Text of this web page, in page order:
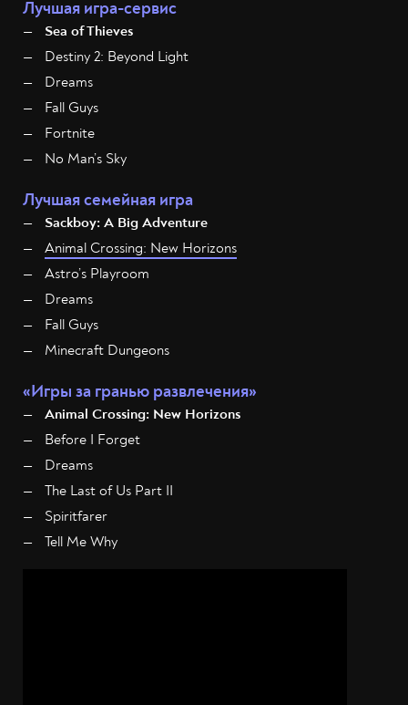
Лучшая игра-сервис
Sea of Thieves
Destiny 2: Beyond Light
Dreams
Fall Guys
Fortnite
No Man’s Sky
Лучшая семейная игра
Sackboy: A Big Adventure
Animal Crossing: New Horizons
Astro’s Playroom
Dreams
Fall Guys
Minecraft Dungeons
«Игры за гранью развлечения»
Animal Crossing: New Horizons
Before I Forget
Dreams
The Last of Us Part II
Spiritfarer
Tell Me Why